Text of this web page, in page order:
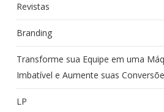
Revistas
Branding
Transforme sua Equipe em uma
Imbatível e Aumente suas
LP